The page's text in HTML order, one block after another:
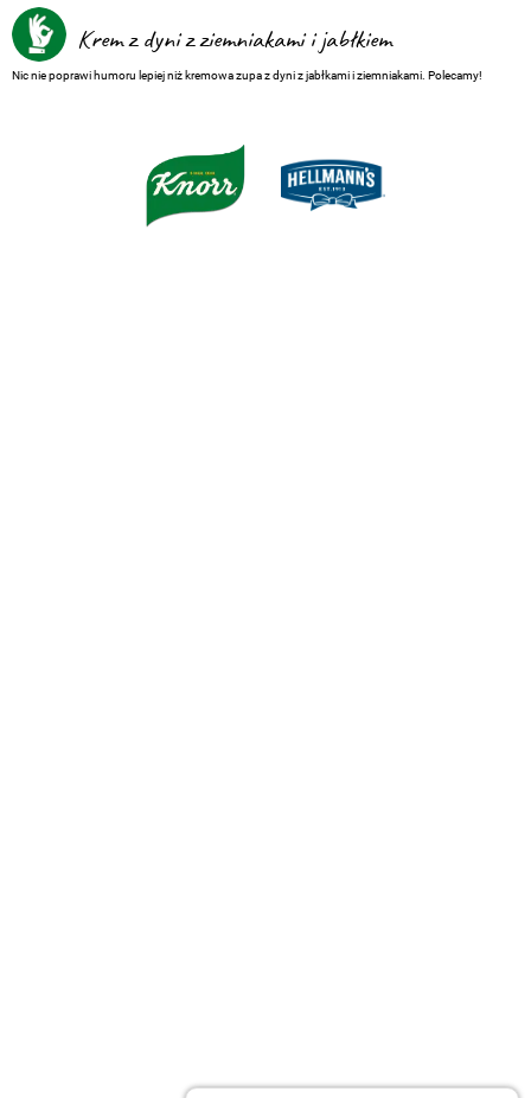
Krem z dyni z ziemniakami i jabłkiem
Nic nie poprawi humoru lepiej niż kremowa zupa z dyni z jabłkami i ziemniakami. Polecamy!